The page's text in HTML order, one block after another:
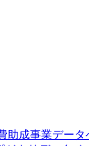
助成事業データ